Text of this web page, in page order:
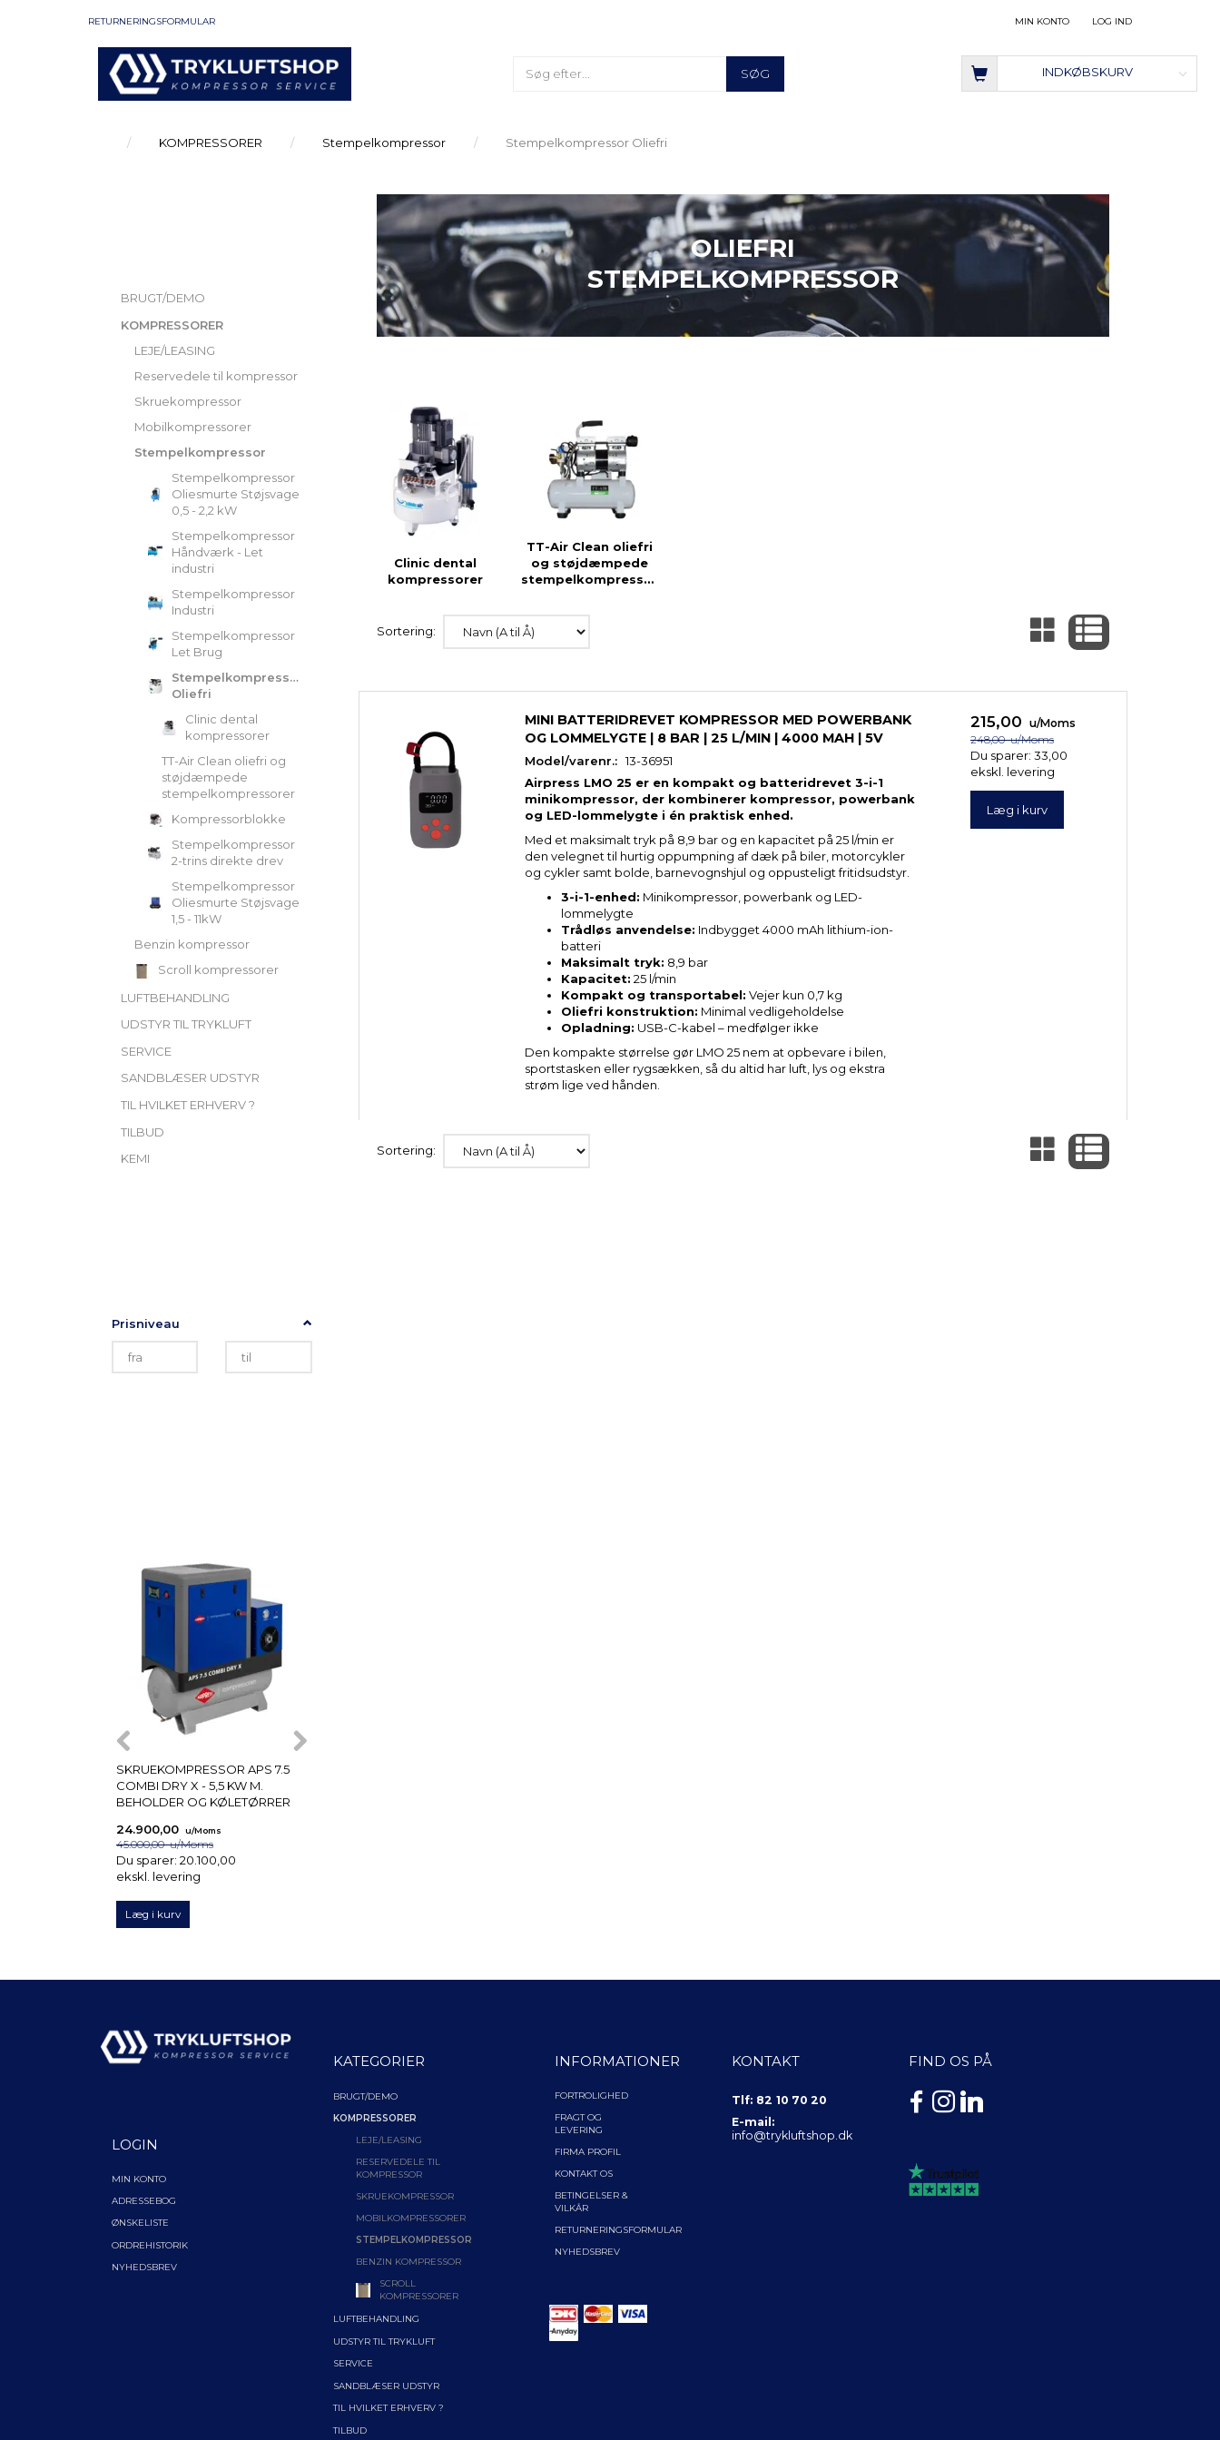
LOG IND
MIN KONTO
RETURNERINGSFORMULAR
SØG INDKØBSKURV
KOMPRESSORER Stempelkompressor Stempelkompressor Oliefri
BRUGT/DEMO
KOMPRESSORER
LEJE/LEASING
Reservedele til kompressor
Skruekompressor
Mobilkompressorer
Stempelkompressor
Stempelkompressor
Oliesmurte Støjsvage
0,5 - 2,2 kW
Stempelkompressor
Håndværk - Let
industri
Stempelkompressor
Industri
Stempelkompressor
Let Brug
Stempelkompressor
Oliefri
Clinic dental
kompressorer
TT-Air Clean oliefri og
støjdæmpede
stempelkompressorer
Kompressorblokke
Stempelkompressor
2-trins direkte drev
Stempelkompressor
Oliesmurte Støjsvage
1,5 - 11kW
Benzin kompressor
Scroll kompressorer
LUFTBEHANDLING
UDSTYR TIL TRYKLUFT
SERVICE
SANDBLÆSER UDSTYR
TIL HVILKET ERHVERV ?
TILBUD
KEMI
Prisniveau
SKRUEKOMPRESSOR APS 7.5
COMBI DRY X - 5,5 KW M.
BEHOLDER OG KØLETØRRER
24.900,00
u/Moms
45.000,00u/Moms
Du sparer: 20.100,00
ekskl. levering
Læg i kurv
OLIEFRI
STEMPELKOMPRESSOR
Clinic dental
kompressorer
TT-Air Clean oliefri
og støjdæmpede
stempelkompressorer
Sortering:
MINI BATTERIDREVET KOMPRESSOR MED POWERBANK
OG LOMMELYGTE | 8 BAR | 25 L/MIN | 4000 MAH | 5V
Model/varenr.: 13-36951
Airpress LMO 25 er en kompakt og batteridrevet 3-i-1
minikompressor, der kombinerer kompressor, powerbank
og LED-lommelygte i én praktisk enhed.
Med et maksimalt tryk på 8,9 bar og en kapacitet på 25 l/min er
den velegnet til hurtig oppumpning af dæk på biler, motorcykler
og cykler samt bolde, barnevognshjul og oppusteligt fritidsudstyr.
3-i-1-enhed: Minikompressor, powerbank og LED-
lommelygte
Trådløs anvendelse: Indbygget 4000 mAh lithium-ion-
batteri
Maksimalt tryk: 8,9 bar
Kapacitet: 25 l/min
Kompakt og transportabel: Vejer kun 0,7 kg
Oliefri konstruktion: Minimal vedligeholdelse
Opladning: USB-C-kabel – medfølger ikke
Den kompakte størrelse gør LMO 25 nem at opbevare i bilen,
sportstasken eller rygsækken, så du altid har luft, lys og ekstra
strøm lige ved hånden.
215,00
u/Moms
248,00u/Moms
Du sparer: 33,00
ekskl. levering
Læg i kurv
Sortering:
LOGIN
MIN KONTO
ADRESSEBOG
ØNSKELISTE
ORDREHISTORIK
NYHEDSBREV
KATEGORIER
BRUGT/DEMO
KOMPRESSORER
LEJE/LEASING
RESERVEDELE TIL
KOMPRESSOR
SKRUEKOMPRESSOR
MOBILKOMPRESSORER
STEMPELKOMPRESSOR
BENZIN KOMPRESSOR
SCROLL
KOMPRESSORER
LUFTBEHANDLING
UDSTYR TIL TRYKLUFT
SERVICE
SANDBLÆSER UDSTYR
TIL HVILKET ERHVERV ?
TILBUD
INFORMATIONER
FORTROLIGHED
FRAGT OG
LEVERING
FIRMA PROFIL
KONTAKT OS
BETINGELSER &
VILKÅR
RETURNERINGSFORMULAR
NYHEDSBREV
KONTAKT
Tlf: 82 10 70 20
E-mail:
info@trykluftshop.dk
FIND OS PÅ